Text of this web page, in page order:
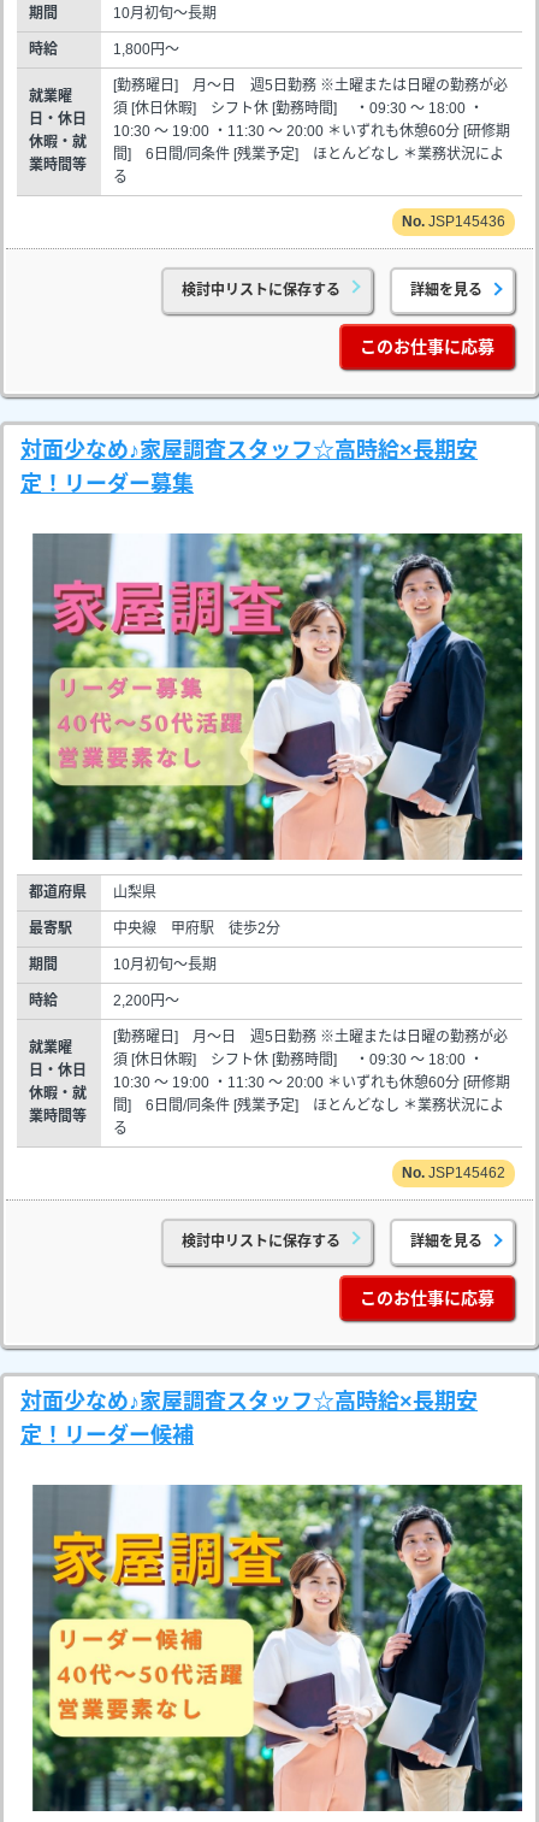
期間 10月初旬～長期
時給 1,800円～
就業曜
日・休日
休暇・就
業時間等
[勤務曜日] 月～日 週5日勤務 ※土曜または日曜の勤務が必
須 [休日休暇] シフト休 [勤務時間] ・09:30 ～ 18:00 ・
10:30 ～ 19:00 ・11:30 ～ 20:00 ＊いずれも休憩60分 [研修期
間] 6日間/同条件 [残業予定] ほとんどなし ＊業務状況によ
る
JSP145436
検討中リストに保存する 詳細を見る
このお仕事に応募
対面少なめ♪家屋調査スタッフ☆高時給×長期安
定！リーダー募集
都道府県 山梨県
最寄駅 中央線 甲府駅 徒歩2分
期間 10月初旬～長期
時給 2,200円～
就業曜
日・休日
休暇・就
業時間等
[勤務曜日] 月～日 週5日勤務 ※土曜または日曜の勤務が必
須 [休日休暇] シフト休 [勤務時間] ・09:30 ～ 18:00 ・
10:30 ～ 19:00 ・11:30 ～ 20:00 ＊いずれも休憩60分 [研修期
間] 6日間/同条件 [残業予定] ほとんどなし ＊業務状況によ
る
JSP145462
検討中リストに保存する 詳細を見る
このお仕事に応募
対面少なめ♪家屋調査スタッフ☆高時給×長期安
定！リーダー候補